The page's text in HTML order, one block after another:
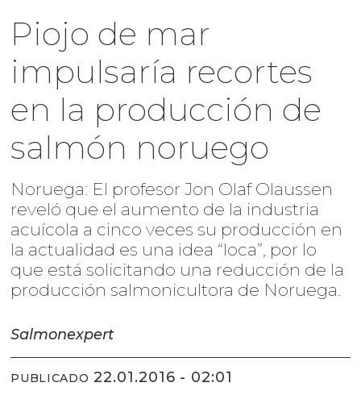
Piojo de mar
impulsaría recortes
en la producción de
salmón noruego
Noruega: El profesor Jon Olaf Olaussen
reveló que el aumento de la industria
acuícola a cinco veces su producción en
la actualidad es una idea “loca”, por lo
que está solicitando una reducción de la
producción salmonicultora de Noruega.
Salmonexpert
PUBLICADO 22.01.2016 - 02:01